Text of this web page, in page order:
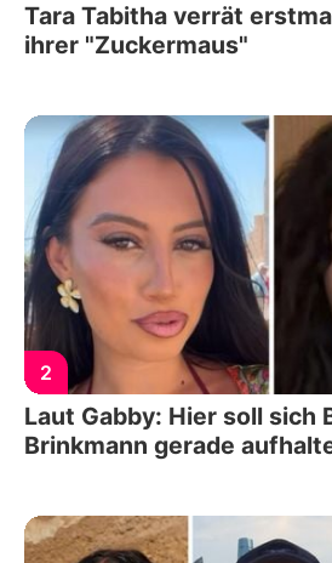
Tara Tabitha verrät
ihrer "Zuckermaus"
2
Laut Gabby: Hier soll sich
Brinkmann gerade